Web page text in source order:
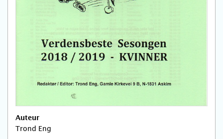
Auteur
Trond Eng